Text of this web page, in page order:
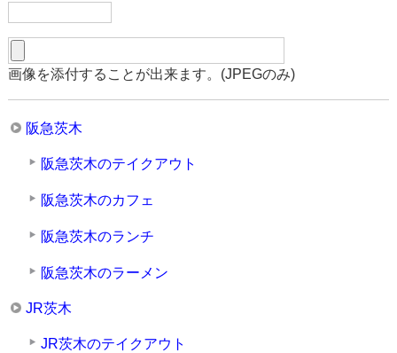
画像を添付することが出来ます。(JPEGのみ)
阪急茨木
阪急茨木のテイクアウト
阪急茨木のカフェ
阪急茨木のランチ
阪急茨木のラーメン
JR茨木
JR茨木のテイクアウト